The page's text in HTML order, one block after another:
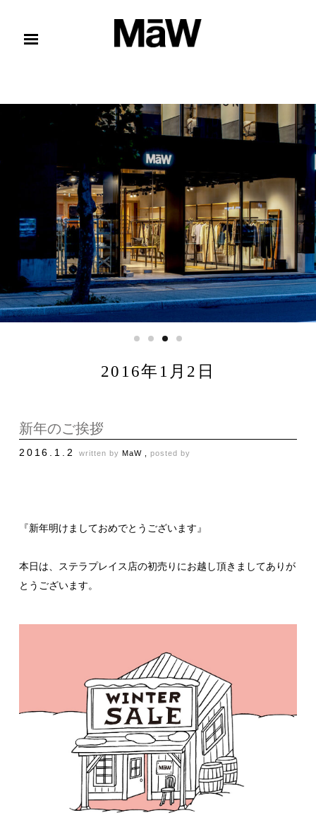
2016年1月2日
新年のご挨拶
2016.1.2written byMaW ,posted by
『新年明けましておめでとうございます』
本日は、ステラプレイス店の初売りにお越し頂きましてありが
とうございます。